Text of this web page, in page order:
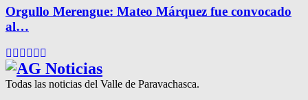
Orgullo Merengue: Mateo Márquez fue convocado
al…
Facebook
Twitter
Instagram
Pinterest
Google
Todas las noticias del Valle de Paravachasca.